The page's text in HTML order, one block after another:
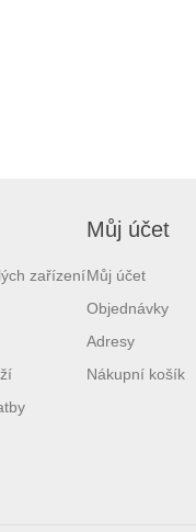
zařízení
Můj účet
Můj účet
Objednávky
Adresy
Nákupní košík